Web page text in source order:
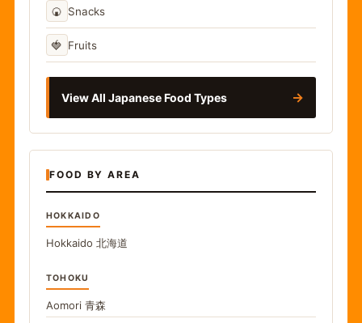
🍘 Snacks
🍓 Fruits
View All Japanese Food Types →
FOOD BY AREA
HOKKAIDO
Hokkaido 北海道
TOHOKU
Aomori 青森